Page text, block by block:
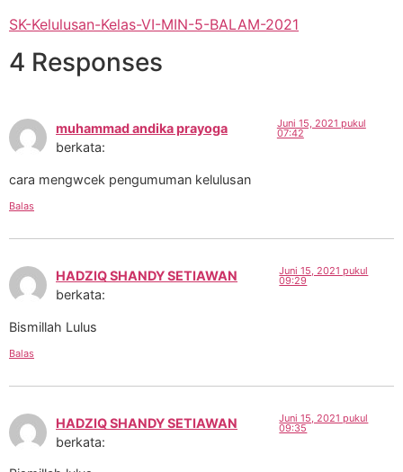
SK-Kelulusan-Kelas-VI-MIN-5-BALAM-2021
4 Responses
muhammad andika prayoga
berkata:
Juni 15, 2021 pukul
07:42
cara mengwcek pengumuman kelulusan
Balas
HADZIQ SHANDY SETIAWAN
berkata:
Juni 15, 2021 pukul
09:29
Bismillah Lulus
Balas
HADZIQ SHANDY SETIAWAN
berkata:
Juni 15, 2021 pukul
09:35